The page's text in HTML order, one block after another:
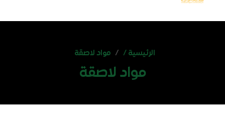
الرئيسية / مواد لاصقة
مواد لاصقة